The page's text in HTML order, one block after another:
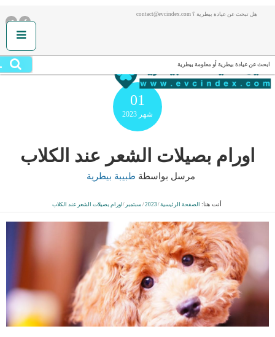
هل تبحث عن عيادة بيطرية ؟ contact@evcindex.com
ابحث عن عيادة بيطرية أو معلومة بيطرية
01
شهر 2023
اورام بصيلات الشعر عند الكلاب
مرسل بواسطة طبيبة بيطرية
أنت هنا: الصفحة الرئيسية/
2023
/ سبتمبر /اورام بصيلات الشعر عند الكلاب